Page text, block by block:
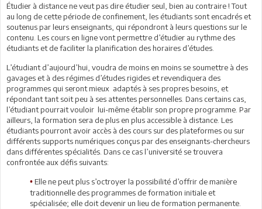
Étudier à distance ne veut pas dire étudier seul, bien au contraire ! Tout
au long de cette période de confinement, les étudiants sont encadrés et
soutenus par leurs enseignants, qui répondront à leurs questions sur le
contenu. Les cours en ligne vont permettre d’étudier au rythme des
étudiants et de faciliter la planification des horaires d’études.
L’étudiant d’aujourd’hui, voudra de moins en moins se soumettre à des
gavages et à des régimes d’études rigides et revendiquera des
programmes qui seront mieux adaptés à ses propres besoins, et
répondant tant soit peu à ses attentes personnelles. Dans certains cas,
l’étudiant pourrait vouloir lui-même établir son propre programme. Par
ailleurs, la formation sera de plus en plus accessible à distance. Les
étudiants pourront avoir accès à des cours sur des plateformes ou sur
différents supports numériques conçus par des enseignants-chercheurs
dans différentes spécialités. Dans ce cas l’université se trouvera
confrontée aux défis suivants:
• Elle ne peut plus s’octroyer la possibilité d’offrir de manière
traditionnelle des programmes de formation initiale et
spécialisée; elle doit devenir un lieu de formation permanente.